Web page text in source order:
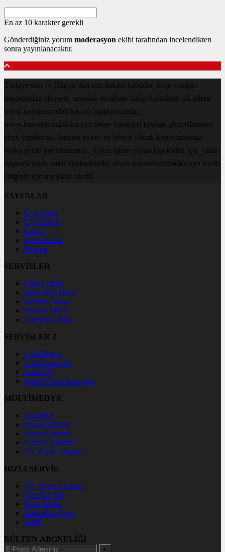
En az 10 karakter gerekli
Gönderdiğiniz yorum moderasyon ekibi tarafından incelendikten
sonra yayınlanacaktır.
Türkiye'den ve Dünya’dan son dakika haberler, köşe yazıları,
magazinden siyasete, spordan seyahate bütün konuların tek adresi
www.kayserisondakika.xyz platformunda;
www.kayserisondakika.xyz haber içerikleri kaynak gösterilmeden
alıntı yapılamaz, kanuna aykırı ve izinsiz olarak kopyalanamaz,
başka yerde yayınlanamaz. Aykırı işlem yapan kişi/kişiler için yasal
başvuru hakkı saklı tutulmaktadır. www.kayserisondakika.xyz tercih
ettiğiniz için teşekkür ederiz.
SAYFALAR
Üye Girişi
Üye Kaydı
Künye
Hakkımızda
İletişim
SERVİSLER
Futbol İddaa
Basketbol İddaa
Hentbol İddaa
Bilardo İddaa
Voleybol İddaa
SERVİSLER 2
Canlı Borsa
Canlı Sonuçlar
Canlı TV
Futbol Canlı Sonuçlar
MULTİMEDYA
Gazeteler
Hava Durumu
Haber Gönder
Namaz Vakitleri
TV Yayın Akışları
HIZLI SERVİS
TV Yayın Akışları
Yazarlar Site
Tenis İddaa
Basketbol Canlı
AMP
BÜLTEN ABONELİĞİ
+